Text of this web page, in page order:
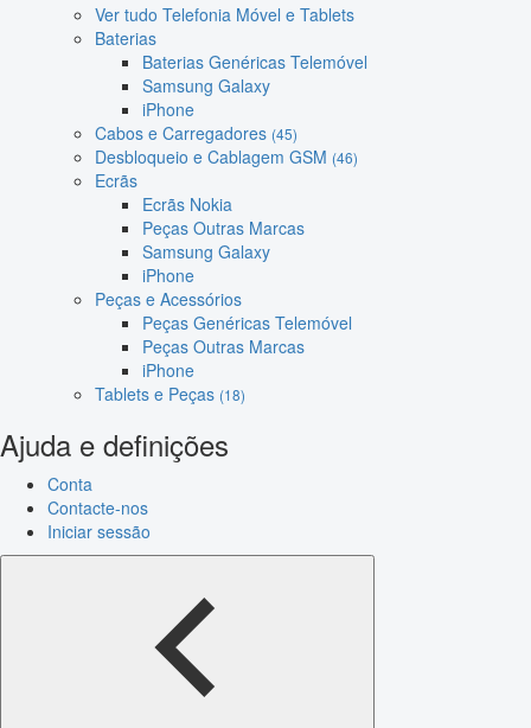
Ver tudo Telefonia Móvel e Tablets
Baterias
Baterias Genéricas Telemóvel
Samsung Galaxy
iPhone
Cabos e Carregadores (45)
Desbloqueio e Cablagem GSM (46)
Ecrãs
Ecrãs Nokia
Peças Outras Marcas
Samsung Galaxy
iPhone
Peças e Acessórios
Peças Genéricas Telemóvel
Peças Outras Marcas
iPhone
Tablets e Peças (18)
Ajuda e definições
Conta
Contacte-nos
Iniciar sessão